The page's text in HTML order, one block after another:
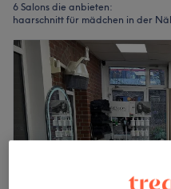
6 Salons die anbieten:
haarschnitt für mädchen in der